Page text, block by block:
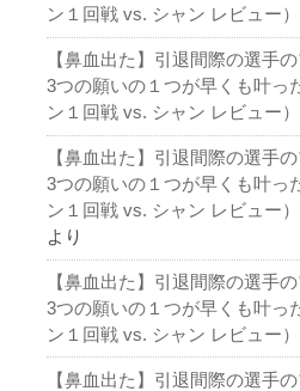
ン１回戦 vs. シャン レビュー）
【鼻血出た】引退間際の選手
3つの願いの１つが早くも叶っ
ン１回戦 vs. シャン レビュー）
【鼻血出た】引退間際の選手
3つの願いの１つが早くも叶っ
ン１回戦 vs. シャン レビュー）
より
【鼻血出た】引退間際の選手
3つの願いの１つが早くも叶っ
ン１回戦 vs. シャン レビュー）
【鼻血出た】引退間際の選手